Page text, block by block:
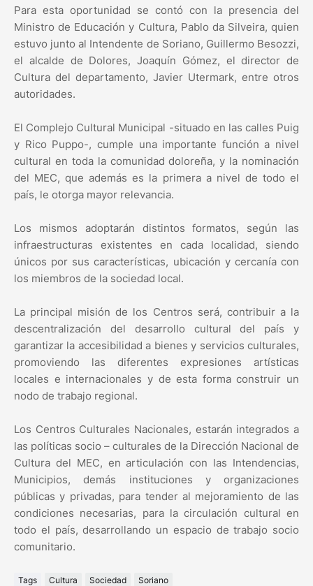
Para esta oportunidad se contó con la presencia del
Ministro de Educación y Cultura, Pablo da Silveira, quien
estuvo junto al Intendente de Soriano, Guillermo Besozzi,
el alcalde de Dolores, Joaquín Gómez, el director de
Cultura del departamento, Javier Utermark, entre otros
autoridades.
El Complejo Cultural Municipal -situado en las calles Puig
y Rico Puppo-, cumple una importante función a nivel
cultural en toda la comunidad doloreña, y la nominación
del MEC, que además es la primera a nivel de todo el
país, le otorga mayor relevancia.
Los mismos adoptarán distintos formatos, según las
infraestructuras existentes en cada localidad, siendo
únicos por sus características, ubicación y cercanía con
los miembros de la sociedad local.
La principal misión de los Centros será, contribuir a la
descentralización del desarrollo cultural del país y
garantizar la accesibilidad a bienes y servicios culturales,
promoviendo las diferentes expresiones artísticas
locales e internacionales y de esta forma construir un
nodo de trabajo regional.
Los Centros Culturales Nacionales, estarán integrados a
las políticas socio – culturales de la Dirección Nacional de
Cultura del MEC, en articulación con las Intendencias,
Municipios, demás instituciones y organizaciones
públicas y privadas, para tender al mejoramiento de las
condiciones necesarias, para la circulación cultural en
todo el país, desarrollando un espacio de trabajo socio
comunitario.
Tags Cultura Sociedad Soriano